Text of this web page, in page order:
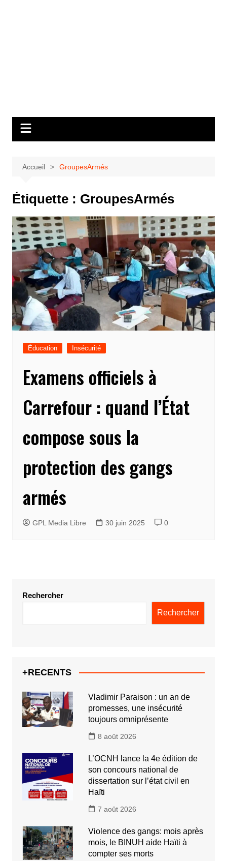
Accueil GroupesArmés
Étiquette : GroupesArmés
Éducation Insécurité
Examens officiels à
Carrefour : quand l’État
compose sous la
protection des gangs
armés
GPL Media Libre 30 juin 2025 0
Rechercher
Rechercher
+RECENTS
Vladimir Paraison : un an de
promesses, une insécurité
toujours omniprésente
8 août 2026
L’OCNH lance la 4e édition de
son concours national de
dissertation sur l’état civil en
Haïti
7 août 2026
Violence des gangs: mois après
mois, le BINUH aide Haïti à
compter ses morts